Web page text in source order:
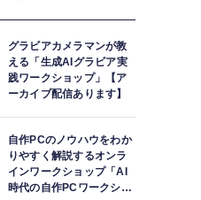
グラビアカメラマンが教
える「生成AIグラビア実
践ワークショップ」【ア
ーカイブ配信あります】
自作PCのノウハウをわか
りやすく解説するオンラ
インワークショップ「AI
時代の自作PCワークショ